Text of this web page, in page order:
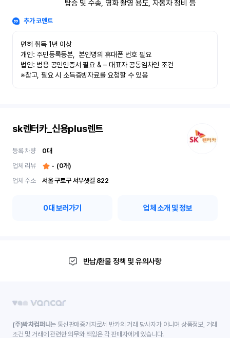
탑승 및 수송, 영화 촬영 용도, 자동차 정비 등
추가 코멘트
면허 취득 1년 이상
개인: 주민등록등본,  본인명의 휴대폰 번호 필요
법인: 범용 공인인증서 필요 & – 대표자 공동임차인 조건
※참고, 필요 시 소득증빙자료를 요청할 수 있음
sk렌터카_신용plus렌트
등록 차량 0대
업체 리뷰
- (0개)
업체 주소
서울 구로구 서부샛길 822
0대 보러가기 업체 소개 및 정보
반납/환불 정책 및 유의사항
(주)박차컴퍼니는 통신판매중개자로서 반카의 거래 당사자가 아니며 상품정보, 거래
조건 및 거래에 관련한 의무와 책임은 각 판매자에게 있습니다.